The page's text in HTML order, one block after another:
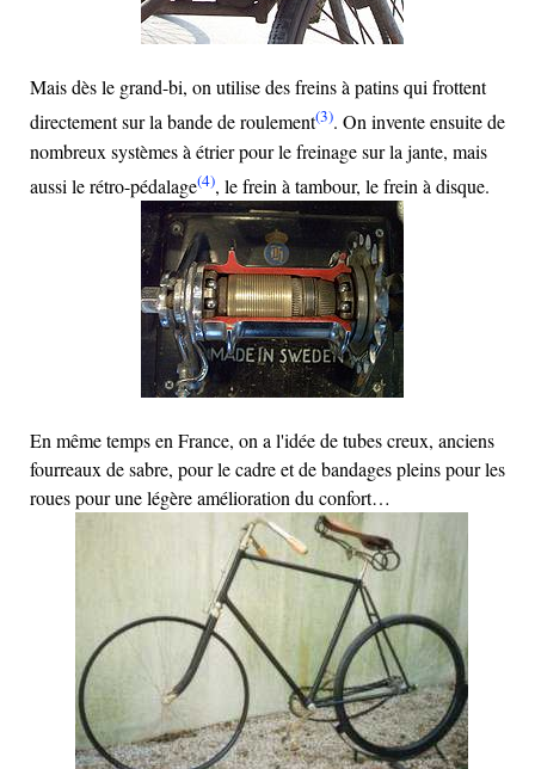
Mais dès le grand-bi, on utilise des freins à patins qui frottent
directement sur la bande de roulement(3). On invente ensuite de
nombreux systèmes à étrier pour le freinage sur la jante, mais
aussi le rétro-pédalage(4), le frein à tambour, le frein à disque.
En même temps en France, on a l'idée de tubes creux, anciens
fourreaux de sabre, pour le cadre et de bandages pleins pour les
roues pour une légère amélioration du confort…